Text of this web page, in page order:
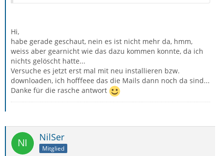
Hi,
habe gerade geschaut, nein es ist nicht mehr da, hmm,
weiss aber gearnicht wie das dazu kommen konnte, da ich
nichts gelöscht hatte...
Versuche es jetzt erst mal mit neu installieren bzw.
downloaden, ich hofffeee das die Mails dann noch da sind...
Danke für die rasche antwort
NilSer
Mitglied